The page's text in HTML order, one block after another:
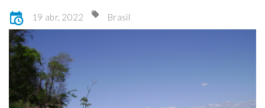
19 abr, 2022 Brasil